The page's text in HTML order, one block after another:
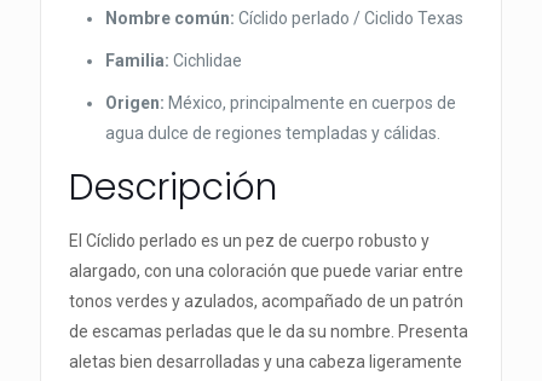
Nombre común: Cíclido perlado / Ciclido Texas
Familia: Cichlidae
Origen: México, principalmente en cuerpos de
agua dulce de regiones templadas y cálidas.
Descripción
El Cíclido perlado es un pez de cuerpo robusto y
alargado, con una coloración que puede variar entre
tonos verdes y azulados, acompañado de un patrón
de escamas perladas que le da su nombre. Presenta
aletas bien desarrolladas y una cabeza ligeramente